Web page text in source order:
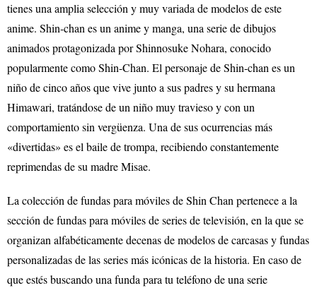
tienes una amplia selección y muy variada de modelos de este
anime. Shin-chan es un anime y manga, una serie de dibujos
animados protagonizada por Shinnosuke Nohara, conocido
popularmente como Shin-Chan. El personaje de Shin-chan es un
niño de cinco años que vive junto a sus padres y su hermana
Himawari, tratándose de un niño muy travieso y con un
comportamiento sin vergüenza. Una de sus ocurrencias más
«divertidas» es el baile de trompa, recibiendo constantemente
reprimendas de su madre Misae.
La colección de fundas para móviles de Shin Chan pertenece a la
sección de fundas para móviles de series de televisión, en la que se
organizan alfabéticamente decenas de modelos de carcasas y fundas
personalizadas de las series más icónicas de la historia. En caso de
que estés buscando una funda para tu teléfono de una serie